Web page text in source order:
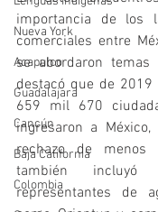
Nueva York
Acapulco
Guadalajara
Cancún
Baja California
Colombia
importancia de los
comerciales entre
se abordaron
destacó que de
659 mil 670
ingresaron a
rechazo de
también incluyó
representantes de